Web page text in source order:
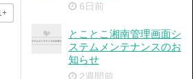
6日前
とことこ湘南管理画面シ
ステムメンテナンスのお
知らせ
2週間前